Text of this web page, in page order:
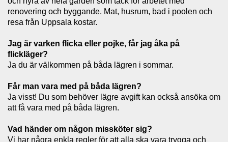
renovering och byggande. Mat, husrum, bad i poolen och
resa från Uppsala kostar.
Jag är varken flicka eller pojke, får jag åka på
flickläger?
Ja du är välkommen på båda lägren i sommar.
Får man vara med på båda lägren?
Ja visst! Du som behöver lägre avgift kan också ansöka om
att få vara med på båda lägren.
Vad händer om någon missköter sig?
Vi har några enkla regler för att alla ska vara trygga och